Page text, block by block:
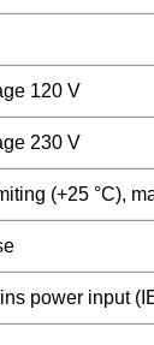
120 V
230 V
(+25 °C),
power input